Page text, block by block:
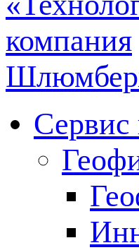
Сервис